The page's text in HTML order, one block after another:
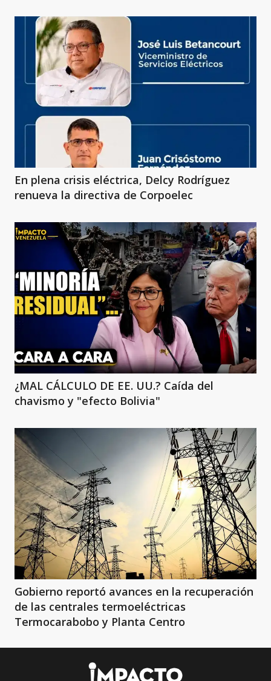
En plena crisis eléctrica, Delcy Rodríguez
renueva la directiva de Corpoelec
¿MAL CÁLCULO DE EE. UU.? Caída del
chavismo y "efecto Bolivia"
Gobierno reportó avances en la recuperación
de las centrales termoeléctricas
Termocarabobo y Planta Centro